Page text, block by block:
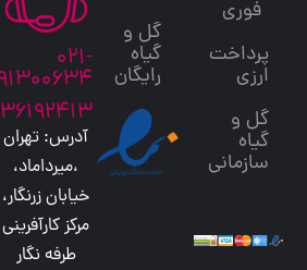
فوری
پرداخت
ارزی
گل و
گیاه
سازمانی
گل و
گیاه
رایگان
021-
آدرس: تهران
،میرداماد،
خیابان زرنگار،
مرکز کارآفرینی
طرفه نگار